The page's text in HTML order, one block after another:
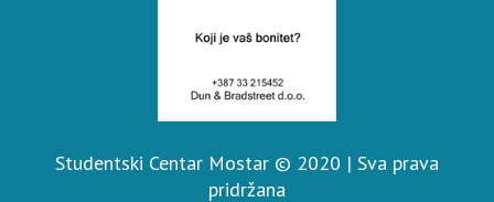
Studentski Centar Mostar © 2020 | Sva prava
pridržana